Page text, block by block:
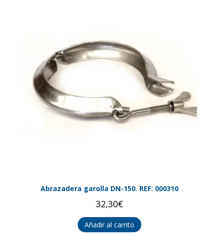
Abrazadera garolla DN-150. REF: 000310
32,30€
Añadir al carrito